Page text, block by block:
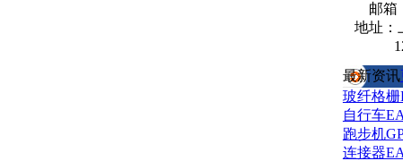
邮箱
地址：
最新资讯
玻纤格
自行车
跑步机
连接器